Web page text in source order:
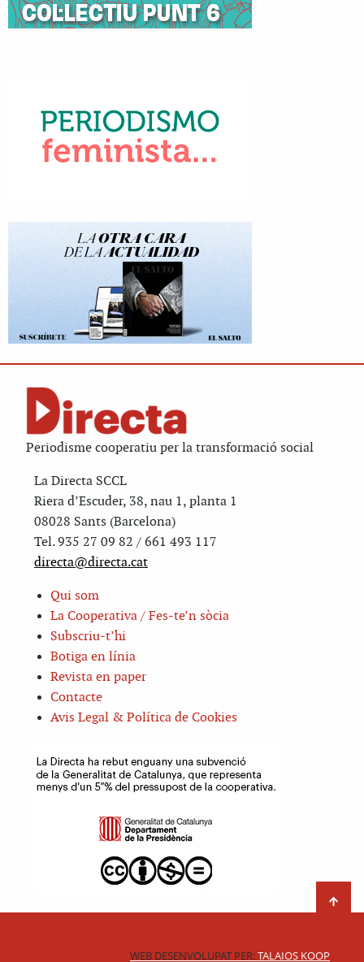
Periodisme cooperatiu per la transformació social
La Directa SCCL
Riera d’Escuder, 38, nau 1, planta 1
08028 Sants (Barcelona)
Tel. 935 27 09 82 / 661 493 117
directa@directa.cat
Qui som
La Cooperativa / Fes-te’n sòcia
Subscriu-t’hi
Botiga en línia
Revista en paper
Contacte
Avis Legal & Política de Cookies
WEB DESENVOLUPAT PER:TALAIOS KOOP